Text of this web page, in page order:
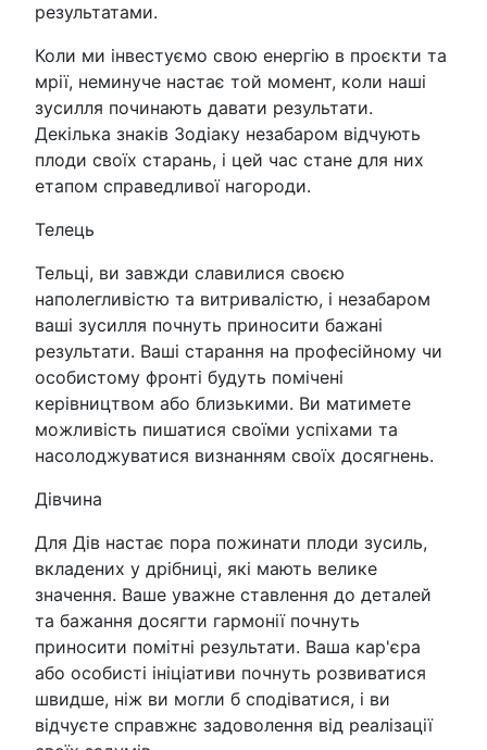
результатами.
Коли ми інвестуємо свою енергію в проєкти та
мрії, неминуче настає той момент, коли наші
зусилля починають давати результати.
Декілька знаків Зодіаку незабаром відчують
плоди своїх старань, і цей час стане для них
етапом справедливої нагороди.
Телець
Тельці, ви завжди славилися своєю
наполегливістю та витривалістю, і незабаром
ваші зусилля почнуть приносити бажані
результати. Ваші старання на професійному чи
особистому фронті будуть помічені
керівництвом або близькими. Ви матимете
можливість пишатися своїми успіхами та
насолоджуватися визнанням своїх досягнень.
Дівчина
Для Дів настає пора пожинати плоди зусиль,
вкладених у дрібниці, які мають велике
значення. Ваше уважне ставлення до деталей
та бажання досягти гармонії почнуть
приносити помітні результати. Ваша кар'єра
або особисті ініціативи почнуть розвиватися
швидше, ніж ви могли б сподіватися, і ви
відчуєте справжнє задоволення від реалізації